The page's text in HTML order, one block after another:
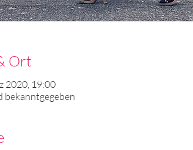
Ort
2020, 19:00
bekanntgegeben